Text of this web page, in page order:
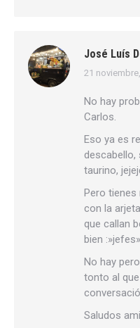
José Luís
dice:
21
No hay
Carlos.
Eso ya es
descabello,
taurino,
Pero tienes
con la
que callan
bien
No hay
tonto al
Saludos